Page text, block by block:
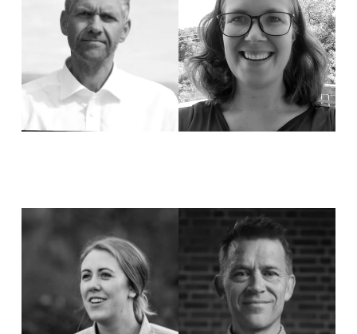
Christine Eidsheim
Eldsterådsmedlem
christine.eidsheim@bergenfrikirke.no
Tor Erling Fagermoen
Hovedpastor